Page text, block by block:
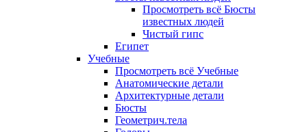
Просмотреть всё Бюсты
известных людей
Чистый гипс
Египет
Учебные
Просмотреть всё Учебные
Анатомические детали
Архитектурные детали
Бюсты
Геометрич.тела